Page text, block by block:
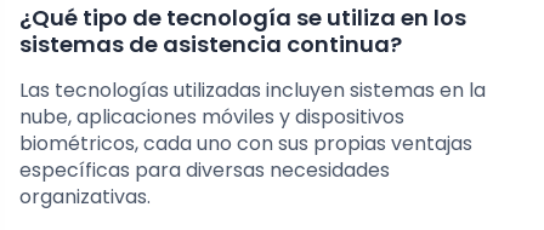
¿Qué tipo de tecnología se utiliza en los
sistemas de asistencia continua?
Las tecnologías utilizadas incluyen sistemas en la
nube, aplicaciones móviles y dispositivos
biométricos, cada uno con sus propias ventajas
específicas para diversas necesidades
organizativas.